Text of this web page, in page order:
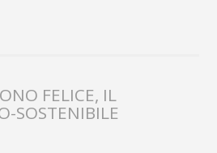
FELICE, IL
SOSTENIBILE